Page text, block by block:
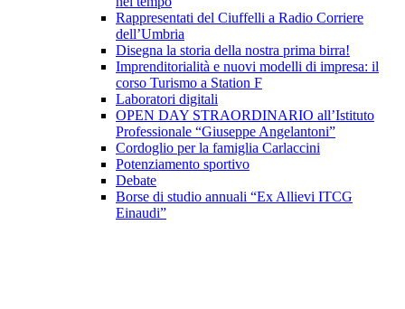
Rappresentati del Ciuffelli a Radio Corriere
dell’Umbria
Disegna la storia della nostra prima birra!
Imprenditorialità e nuovi modelli di impresa: il
corso Turismo a Station F
Laboratori digitali
OPEN DAY STRAORDINARIO all’Istituto
Professionale “Giuseppe Angelantoni”
Cordoglio per la famiglia Carlaccini
Potenziamento sportivo
Debate
Borse di studio annuali “Ex Allievi ITCG
Einaudi”